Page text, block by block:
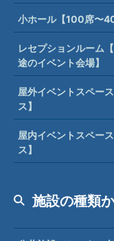
小ホール【100席〜
レセプションルーム
途のイベント会場】
屋外イベントスペー
ス】
屋内イベントスペー
ス】
施設の種類